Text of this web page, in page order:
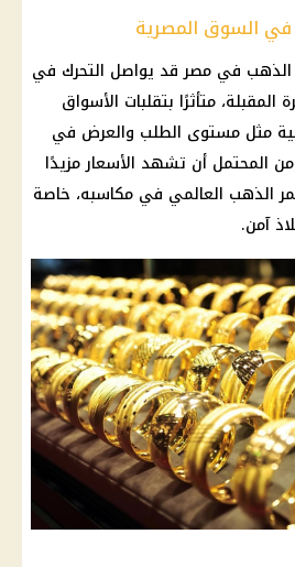
السوق المصرية
في مصرقد يواصل التحرك في
متأثرًا بتقلبات الأسواق
مثل مستوى الطلب والعرض في
المحتمل أن تشهد الأسعارمزيدًا
الذهب العالمي في مكاسبه، خاصة
آمن.